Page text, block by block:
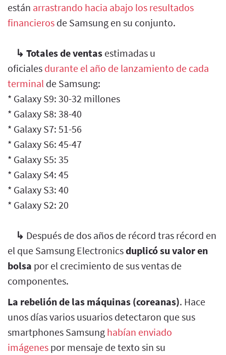
están arrastrando hacia abajo los resultados
financieros de Samsung en su conjunto.
↳ Totales de ventas estimadas u
oficiales durante el año de lanzamiento de cada
terminal de Samsung:
* Galaxy S9: 30-32 millones
* Galaxy S8: 38-40
* Galaxy S7: 51-56
* Galaxy S6: 45-47
* Galaxy S5: 35
* Galaxy S4: 45
* Galaxy S3: 40
* Galaxy S2: 20
↳ Después de dos años de récord tras récord en
el que Samsung Electronicsduplicó su valor en
bolsa por el crecimiento de sus ventas de
componentes.
La rebelión de las máquinas (coreanas). Hace
unos días varios usuarios detectaron que sus
smartphones Samsung habían enviado
imágenes por mensaje de texto sin su